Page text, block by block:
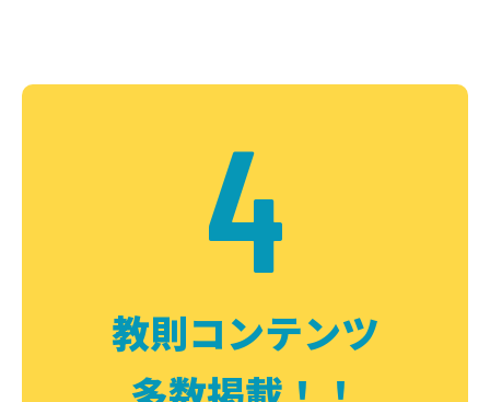
4
教則コンテンツ